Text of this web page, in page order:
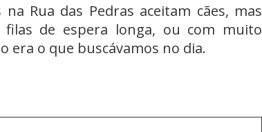
Rua das Pedras aceitam cães, mas
de espera longa, ou com muito
era o que buscávamos no dia.